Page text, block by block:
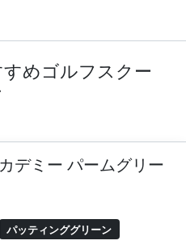
めゴルフスクー
デミー パームグリー
パッティンググリーン